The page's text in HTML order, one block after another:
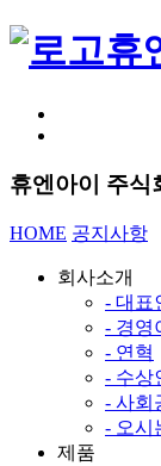
휴
휴엔아이 주식
HOME 공지사항
회사소개
- 대표
- 경영
- 연혁
- 수상
- 사회
- 오시
제품